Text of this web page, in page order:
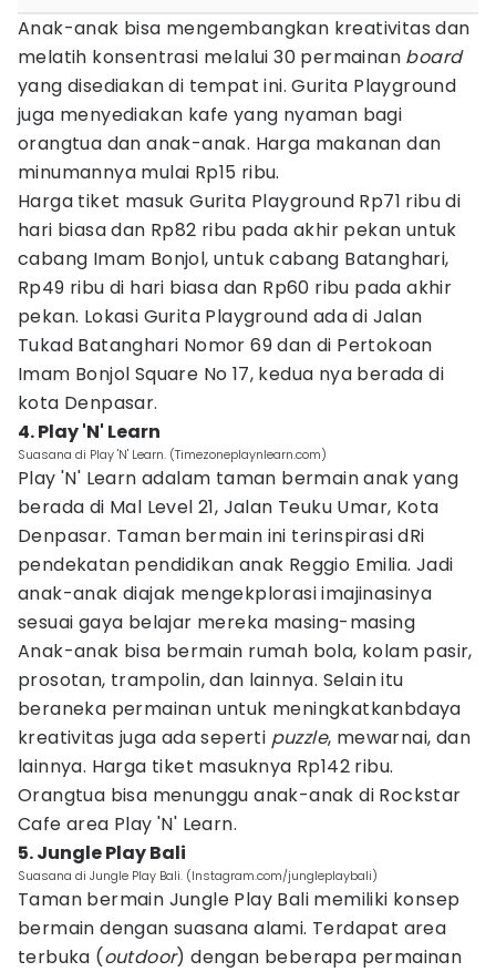
Anak-anak bisa mengembangkan kreativitas dan
melatih konsentrasi melalui 30 permainan board
yang disediakan di tempat ini. Gurita Playground
juga menyediakan kafe yang nyaman bagi
orangtua dan anak-anak. Harga makanan dan
minumannya mulai Rp15 ribu.
Harga tiket masuk Gurita Playground Rp71 ribu di
hari biasa dan Rp82 ribu pada akhir pekan untuk
cabang Imam Bonjol, untuk cabang Batanghari,
Rp49 ribu di hari biasa dan Rp60 ribu pada akhir
pekan. Lokasi Gurita Playground ada di Jalan
Tukad Batanghari Nomor 69 dan di Pertokoan
Imam Bonjol Square No 17, kedua nya berada di
kota Denpasar.
4. Play 'N' Learn
Suasana di Play 'N' Learn. (Timezoneplaynlearn.com)
Play 'N' Learn adalam taman bermain anak yang
berada di Mal Level 21, Jalan Teuku Umar, Kota
Denpasar. Taman bermain ini terinspirasi dRi
pendekatan pendidikan anak Reggio Emilia. Jadi
anak-anak diajak mengekplorasi imajinasinya
sesuai gaya belajar mereka masing-masing
Anak-anak bisa bermain rumah bola, kolam pasir,
prosotan, trampolin, dan lainnya. Selain itu
beraneka permainan untuk meningkatkanbdaya
kreativitas juga ada seperti puzzle, mewarnai, dan
lainnya. Harga tiket masuknya Rp142 ribu.
Orangtua bisa menunggu anak-anak di Rockstar
Cafe area Play 'N' Learn.
5. Jungle Play Bali
Suasana di Jungle Play Bali. (Instagram.com/jungleplaybali)
Taman bermain Jungle Play Bali memiliki konsep
bermain dengan suasana alami. Terdapat area
terbuka (outdoor) dengan beberapa permainan